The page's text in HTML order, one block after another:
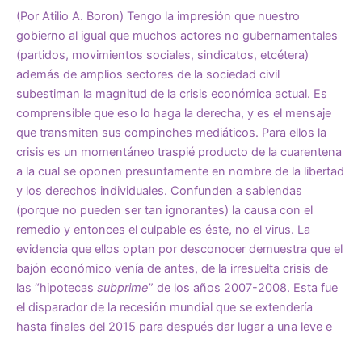
(Por Atilio A. Boron) Tengo la impresión que nuestro
gobierno al igual que muchos actores no gubernamentales
(partidos, movimientos sociales, sindicatos, etcétera)
además de amplios sectores de la sociedad civil
subestiman la magnitud de la crisis económica actual. Es
comprensible que eso lo haga la derecha, y es el mensaje
que transmiten sus compinches mediáticos. Para ellos la
crisis es un momentáneo traspié producto de la cuarentena
a la cual se oponen presuntamente en nombre de la libertad
y los derechos individuales. Confunden a sabiendas
(porque no pueden ser tan ignorantes) la causa con el
remedio y entonces el culpable es éste, no el virus. La
evidencia que ellos optan por desconocer demuestra que el
bajón económico venía de antes, de la irresuelta crisis de
las “hipotecas subprime” de los años 2007-2008. Esta fue
el disparador de la recesión mundial que se extendería
hasta finales del 2015 para después dar lugar a una leve e